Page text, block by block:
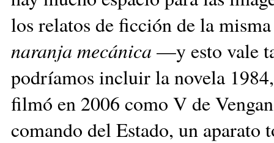
los relatos de ficción de la
naranja mecánica —y esto vale
podríamos incluir la novela
filmó en 2006 como V de
comando del Estado, un